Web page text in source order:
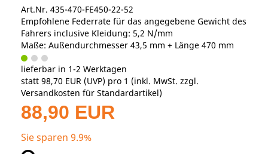
Art.Nr. 435-470-FE450-22-52
Empfohlene Federrate für das angegebene Gewicht des
Fahrers inclusive Kleidung: 5,2 N/mm
Maße: Außendurchmesser 43,5 mm + Länge 470 mm
lieferbar in 1-2 Werktagen
statt 98,70 EUR (UVP) pro 1 (inkl. MwSt. zzgl.
Versandkosten für Standardartikel)
88,90 EUR
Sie sparen 9.9%